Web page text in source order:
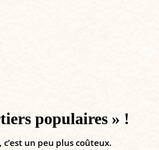
populaires » !
un peu plus coûteux.